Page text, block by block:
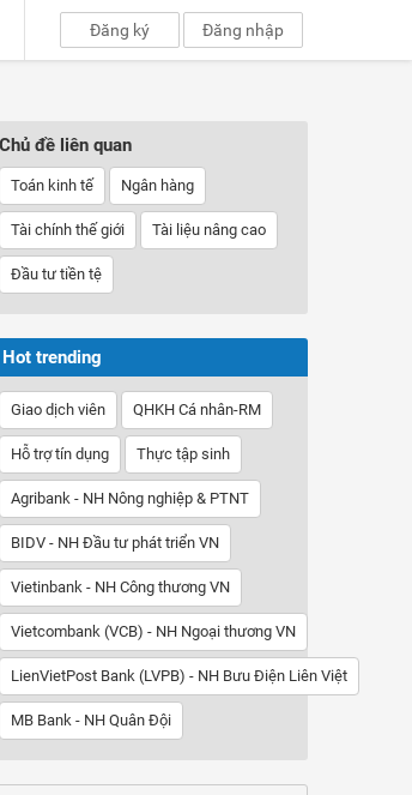
Đăng ký Đăng nhập
Chủ đề liên quan
Toán kinh tế Ngân hàng
Tài chính thế giới Tài liệu nâng cao
Đầu tư tiền tệ
Hot trending
Giao dịch viên QHKH Cá nhân-RM
Hỗ trợ tín dụng Thực tập sinh
Agribank - NH Nông nghiệp & PTNT
BIDV - NH Đầu tư phát triển VN
Vietinbank - NH Công thương VN
Vietcombank (VCB) - NH Ngoại thương VN
LienVietPost Bank (LVPB) - NH Bưu Điện Liên Việt
MB Bank - NH Quân Đội